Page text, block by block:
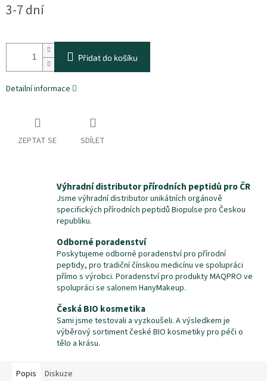
cena:
3-7 dní
Přidat do košíku
Detailní informace
ZEPTAT SE SDÍLET
Výhradní distributor přírodních peptidů pro ČR
Jsme výhradní distributor unikátních orgánově
specifických přírodních peptidů Biopulse pro Českou
republiku.
Odborné poradenství
Poskytujeme odborné poradenství pro přírodní
peptidy, pro tradiční čínskou medicínu ve spolupráci
přímo s výrobci. Poradenství pro produkty MAQPRO ve
spolupráci se salonem HanyMakeup.
Česká BIO kosmetika
Sami jsme testovali a vyzkoušeli. A výsledkem je
výběrový sortiment české BIO kosmetiky pro péči o
tělo a krásu.
Popis Diskuze